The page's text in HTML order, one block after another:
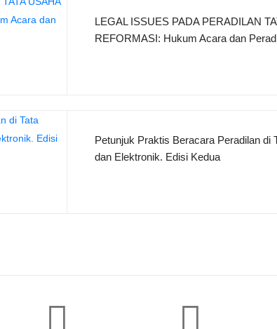
LEGAL ISSUES PADA PERADILAN
REFORMASI: Hukum Acara dan
Petunjuk Praktis Beracara Peradilan di
dan Elektronik. Edisi Kedua